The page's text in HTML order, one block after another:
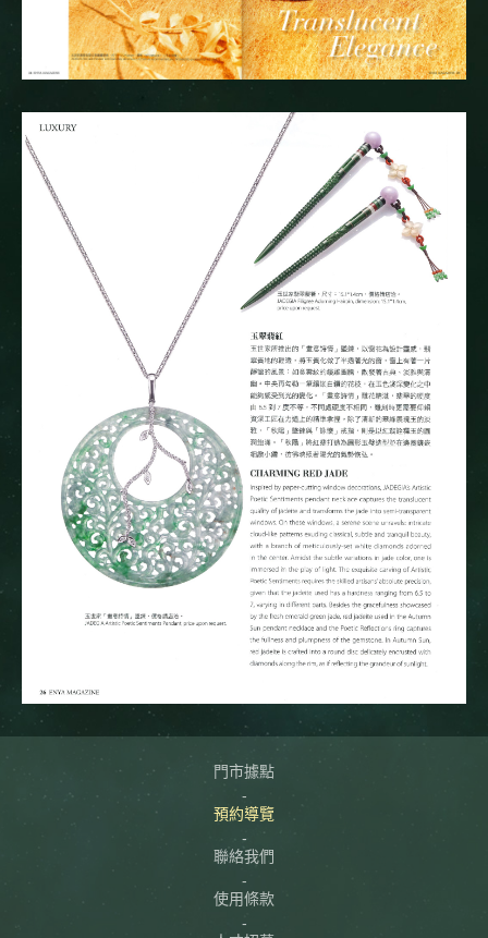
門市據點
預約導覽
聯絡我們
使用條款